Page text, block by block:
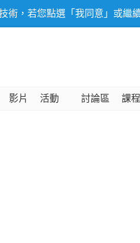
術，若您點選「我同意」或繼
影片 活動 討論區 課程